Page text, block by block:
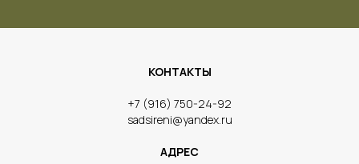
КОНТАКТЫ
​+7 (916) 750-24-92
sadsireni@yandex.ru
АДРЕС